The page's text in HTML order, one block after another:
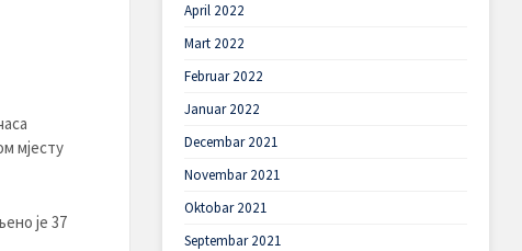
мјесту
је 37
April 2022
Mart 2022
Februar 2022
Januar 2022
Decembar 2021
Novembar 2021
Oktobar 2021
Septembar 2021